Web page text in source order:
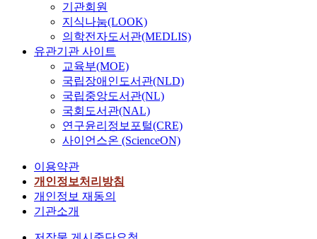
기관회원
지식나눔(LOOK)
의학전자도서관(MEDLIS)
유관기관 사이트
교육부(MOE)
국립장애인도서관(NLD)
국립중앙도서관(NL)
국회도서관(NAL)
연구윤리정보포털(CRE)
사이언스온 (ScienceON)
이용약관
개인정보처리방침
개인정보 재동의
기관소개